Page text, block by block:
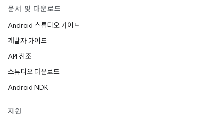
문서 및 다운로드
Android 스튜디오 가이드
개발자 가이드
API 참조
스튜디오 다운로드
Android NDK
지원